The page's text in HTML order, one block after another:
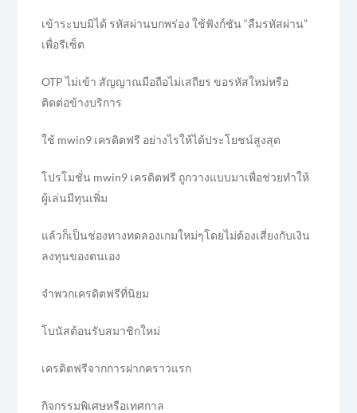
เข้าระบบมิได้ รหัสผ่านบกพร่อง ใช้ฟังก์ชัน “ลืมรหัสผ่าน”
เพื่อรีเซ็ต
OTP ไม่เข้า สัญญาณมือถือไม่เสถียร ขอรหัสใหม่หรือ
ติดต่อข้างบริการ
ใช้ mwin9 เครดิตฟรี อย่างไรให้ได้ประโยชน์สูงสุด
โปรโมชั่น mwin9 เครดิตฟรี ถูกวางแบบมาเพื่อช่วยทำให้
ผู้เล่นมีทุนเพิ่ม
แล้วก็เป็นช่องทางทดลองเกมใหม่ๆโดยไม่ต้องเสี่ยงกับเงิน
ลงทุนของตนเอง
จำพวกเครดิตฟรีที่นิยม
โบนัสต้อนรับสมาชิกใหม่
เครดิตฟรีจากการฝากคราวแรก
กิจกรรมพิเศษหรือเทศกาล